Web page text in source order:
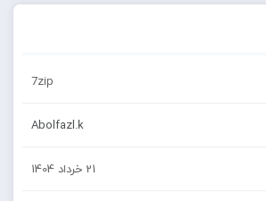
7zip
Abolfazl.k
21 خرداد 1404